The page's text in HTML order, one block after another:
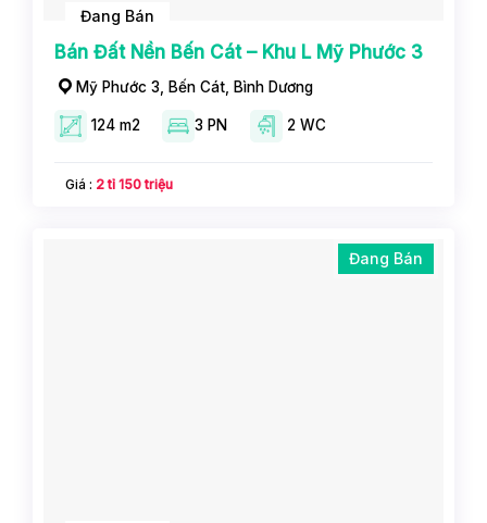
Đang Bán
Bán Đất Nền Bến Cát – Khu L Mỹ Phước 3
Mỹ Phước 3, Bến Cát, Bình Dương
124 m2 3 PN 2 WC
Giá : 2 tỉ 150 triệu
Đang Bán